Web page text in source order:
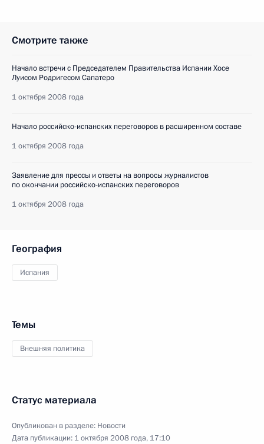
Смотрите также
Начало встречи с Председателем Правительства Испании Хосе
Луисом Родригесом Сапатеро
1 октября 2008 года
Начало российско-испанских переговоров в расширенном составе
1 октября 2008 года
Заявление для прессы и ответы на вопросы журналистов
по окончании российско-испанских переговоров
1 октября 2008 года
География
Испания
Темы
Внешняя политика
Статус материала
Опубликован в разделе: Новости
Дата публикации: 1 октября 2008 года, 17:10